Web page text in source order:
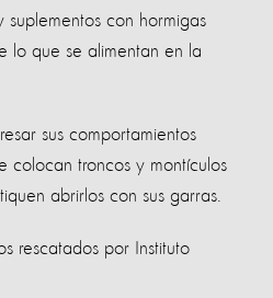
con hormigas
lo que se alimentan en la
sus comportamientos
colocan troncos y montículos
abrirlos con sus garras.
rescatados por Instituto